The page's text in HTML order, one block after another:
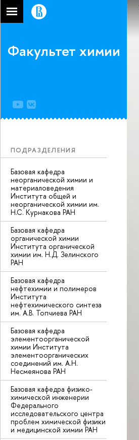
Факультет химии
ПОДРАЗДЕЛЕНИЯ
Базовая кафедра
неорганической химии и
материаловедения
Института общей и
неорганической химии им.
Н.С. Курнакова РАН
Базовая кафедра
органической химии
Института органической
химии им. Н.Д. Зелинского
РАН
Базовая кафедра
нефтехимии и полимеров
Института
нефтехимического синтеза
им. А.В. Топчиева РАН
Базовая кафедра
элементоорганической
химии Института
элементоорганических
соединений им. А.Н.
Несмеянова РАН
Базовая кафедра физико-
химической инженерии
Федерального
исследовательского центра
проблем химической физики
и медицинской химии РАН